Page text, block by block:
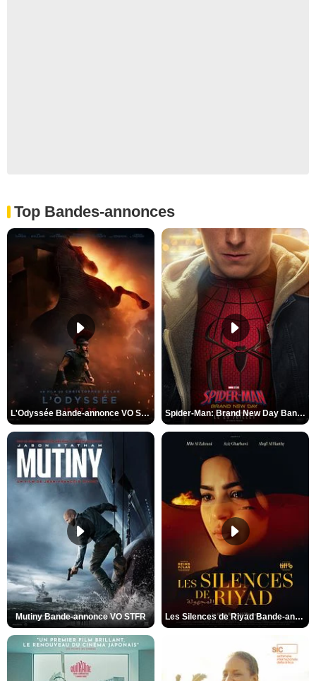
Top Bandes-annonces
L'Odyssée Bande-annonce VO STFR Spider-Man: Brand New Day Bande-annonce VO STFR
Mutiny Bande-annonce VO STFR Les Silences de Riyad Bande-annonce VO STFR